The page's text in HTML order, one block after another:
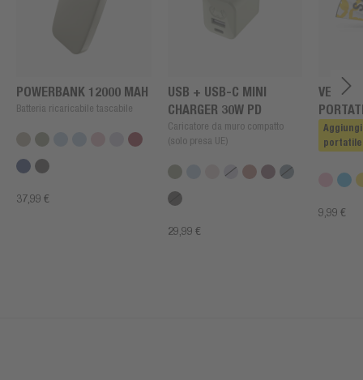
POWERBANK 12000 MAH
Batteria ricaricabile tascabile
37,99 €
USB + USB-C MINI
CHARGER 30W PD
Caricatore da muro compatto
(solo presa UE)
29,99 €
9,99 €